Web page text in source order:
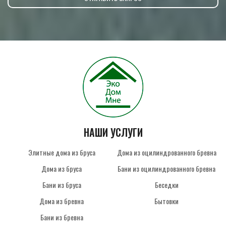
НАШИ УСЛУГИ
Элитные дома из бруса
Дома из бруса
Бани из бруса
Дома из бревна
Бани из бревна
Дома из оцилиндрованного бревна
Бани из оцилиндрованного бревна
Беседки
Бытовки